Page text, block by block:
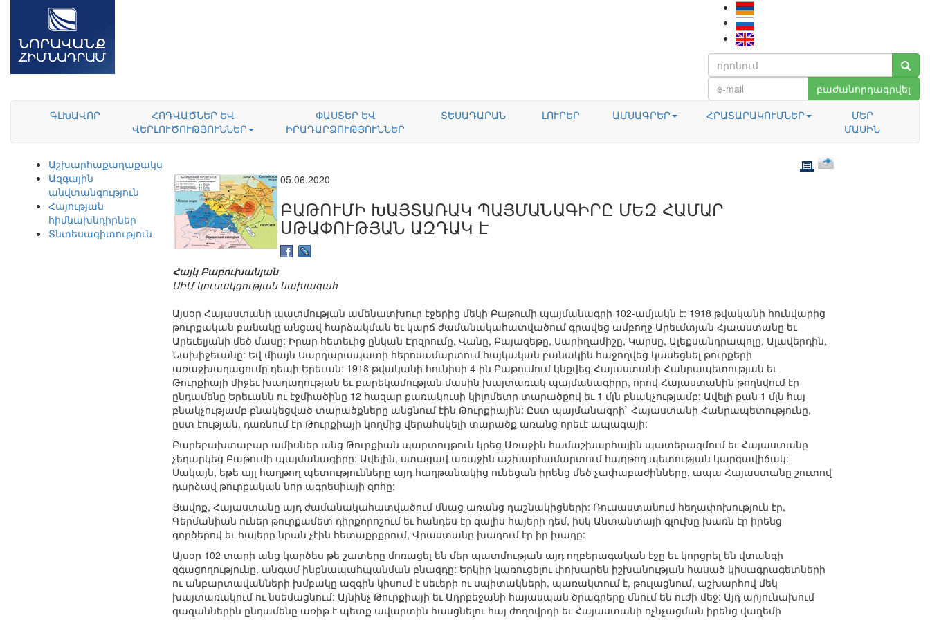
բաժանորդագրվել
ԳԼԽԱՎՈՐ
ՀՈԴՎԱԾՆԵՐ ԵՎ
ՎԵՐԼՈՒԾՈՒԹՅՈՒՆՆԵՐ
ՓԱՍՏԵՐ ԵՎ
ԻՐԱԴԱՐՁՈՒԹՅՈՒՆՆԵՐ
ՏԵՍԱԴԱՐԱՆ ԼՈՒՐԵՐ ԱՄՍԱԳՐԵՐ ՀՐԱՏԱՐԱԿՈՒՄՆԵՐ
ՄԵՐ
ՄԱՍԻՆ
Աշխարհաքաղաքականություն
Ազգային
անվտանգություն
Հայության
հիմնախնդիրներ
Տնտեսագիտություն
05.06.2020
ԲԱԹՈՒՄԻ ԽԱՅՏԱՌԱԿ ՊԱՅՄԱՆԱԳԻՐԸ ՄԵԶ ՀԱՄԱՐ
ՍԹԱՓՈՒԹՅԱՆ ԱԶԴԱԿ Է
Հայկ Բաբուխանյան
ՍԻՄ կուսակցության նախագահ
Այսօր Հայաստանի պատմության ամենատխուր էջերից մեկի Բաթումի պայմանագրի 102-ամյակն է: 1918 թվականի հունվարից
թուրքական բանակը անցավ հարձակման եւ կարճ ժամանակահատվածում գրավեց ամբողջ Արեւմտյան Հյաաստանը եւ
Արեւելյանի մեծ մասը: Իրար հետեւից ընկան Էրզրումը, Վանը, Բայազեթը, Սարիղամիշը, Կարսը, Ալեքսանդրապոլը, Ալավերդին,
Նախիջեւանը: Եվ միայն Սարդարապատի հերոսամարտում հայկական բանակին հաջողվեց կասեցնել թուրքերի
առաջխաղացումը դեպի Երեւան: 1918 թվականի հունիսի 4-ին Բաթումում կնքվեց Հայաստանի Հանրապետության եւ
Թուրքիայի միջեւ խաղաղության եւ բարեկամության մասին խայտառակ պայմանագիրը, որով Հայաստանին թողնվում էր
ընդամենը Երեւանն ու էջմիածինը 12 հազար քառակուսի կիլոմետր տարածքով եւ 1 մլն բնակչությամբ: Ավելի քան 1 մլն հայ
բնակչությամբ բնակեցված տարածքները անցնում էին Թուրքիային: Ըստ պայմանագրի` Հայաստանի Հանրապետությունը,
ըստ էության, դառնում էր Թուրքիայի կողմից վերահսկելի տարածք առանց որեւէ ապագայի:
Բարեբախտաբար ամիսներ անց Թուրքիան պարտույթուն կրեց Առաջին համաշխարհային պատերազմում եւ Հայաստանը
չեղարկեց Բաթումի պայմանագիրը: Ավելին, ստացավ առաջին աշխարհամարտում հաղթող պետության կարգավիճակ:
Սակայն, եթե այլ հաղթող պետությունները այդ հաղթանակից ունեցան իրենց մեծ չափաբաժինները, ապա Հայաստանը շուտով
դարձավ թուրքական նոր ագրեսիայի զոհը:
Ցավոք, Հայաստանը այդ ժամանակահատվածում մնաց առանց դաշնակիցների: Ռուսաստանում հեղափոխություն էր,
Գերմանիան ուներ թուրքամետ դիրքորոշում եւ հանդես էր գալիս հայերի դեմ, իսկ Անտանտայի գլուխը խառն էր իրենց
գործերով եւ հայերը նրան չէին հետաքրքրում, Վրաստանը խաղում էր իր խաղը:
Այսօր 102 տարի անց կարծես թե շատերը մոռացել են մեր պատմության այդ ողբերագական էջը եւ կորցրել են վտանգի
զգացողությունը, անգամ ինքնապահպանման բնազդը: Երկիր կառուցելու փոխարեն իշխանության հասած կիսագրագետների
ու անբարտավանների խմբակը ազգին կիսում է սեւերի ու սպիտակների, պառակտում է, թուլացնում, աշխարհով մեկ
խայտառակում ու նսեմացնում: Այնինչ Թուրքիայի եւ Ադրբեջանի հայասպան ծրագրերը մնում են ուժի մեջ: Այդ արյունախում
գազաններին ընդամենը առիթ է պետք ավարտին հասցնելու հայ ժողովրդի եւ Հայաստանի ոչնչացման իրենց վաղեմի